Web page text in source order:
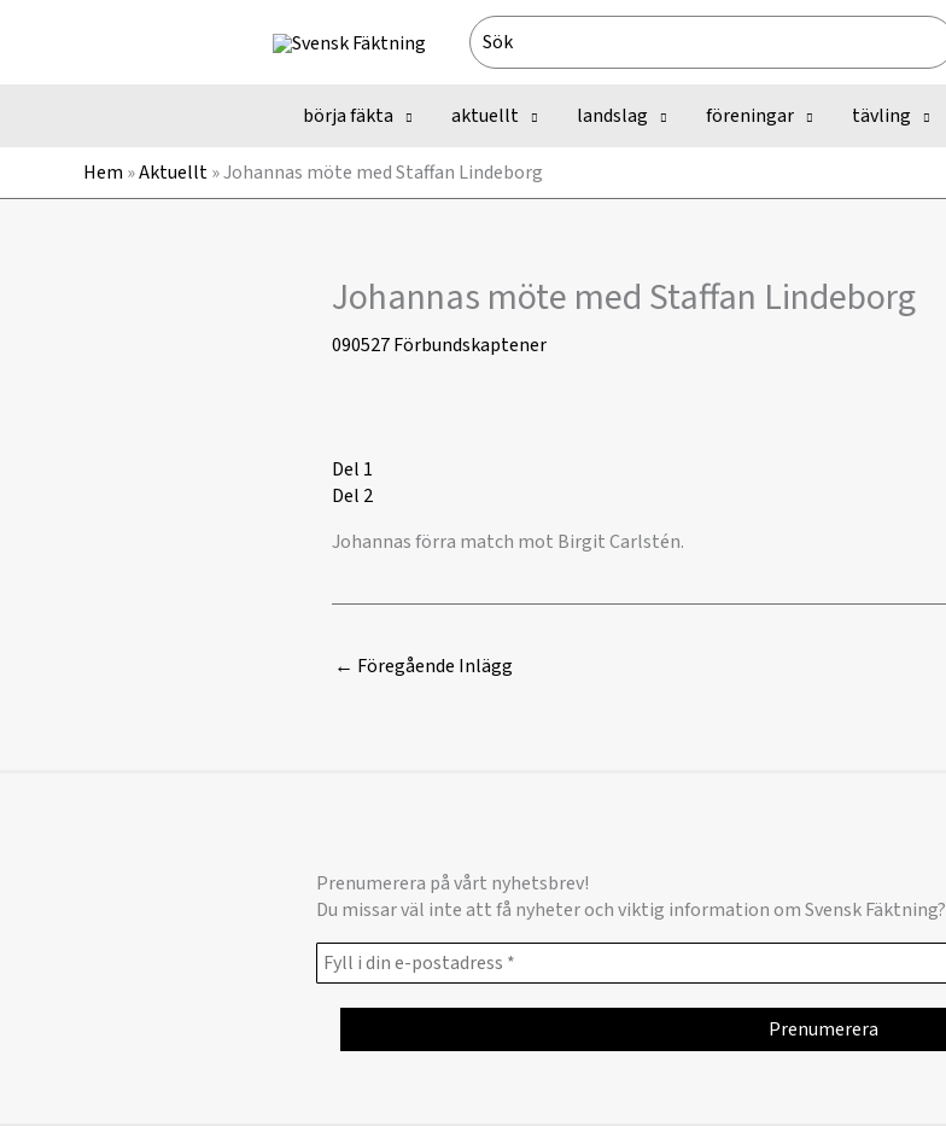
Search
for:
börja fäkta aktuellt landslag föreningar tävling
Hem »Aktuellt»Johannas möte med Staffan Lindeborg
Johannas möte med Staffan Lindeborg
090527Förbundskaptener
Del 1
Del 2
Johannas förra match mot Birgit Carlstén.
← Föregående Inlägg
Prenumerera på vårt nyhetsbrev!
Du missar väl inte att få nyheter och viktig information om Svensk Fäktning?